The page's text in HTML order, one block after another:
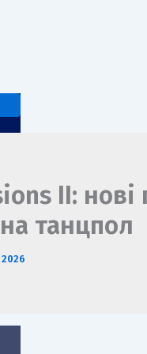
II: нові
танцпол